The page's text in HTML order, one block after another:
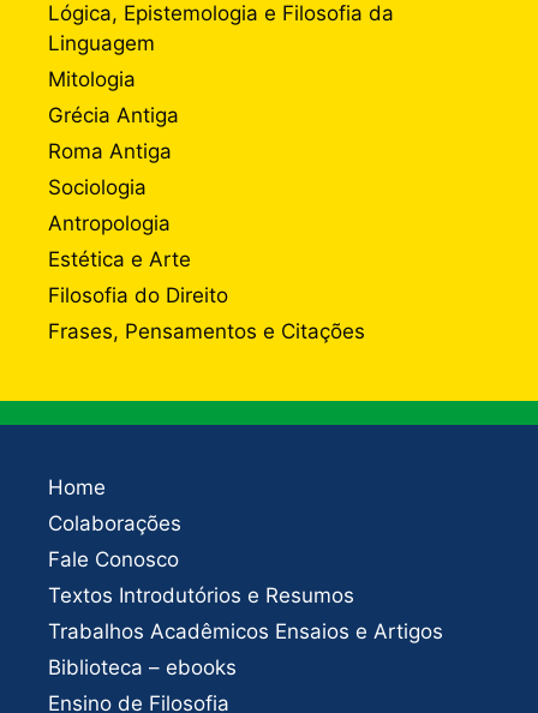
Lógica, Epistemologia e Filosofia da
Linguagem
Mitologia
Grécia Antiga
Roma Antiga
Sociologia
Antropologia
Estética e Arte
Filosofia do Direito
Frases, Pensamentos e Citações
Home
Colaborações
Fale Conosco
Textos Introdutórios e Resumos
Trabalhos Acadêmicos Ensaios e Artigos
Biblioteca – ebooks
Ensino de Filosofia